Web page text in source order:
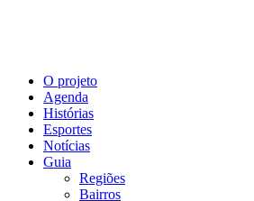
O projeto
Agenda
Histórias
Esportes
Notícias
Guia
Regiões
Bairros